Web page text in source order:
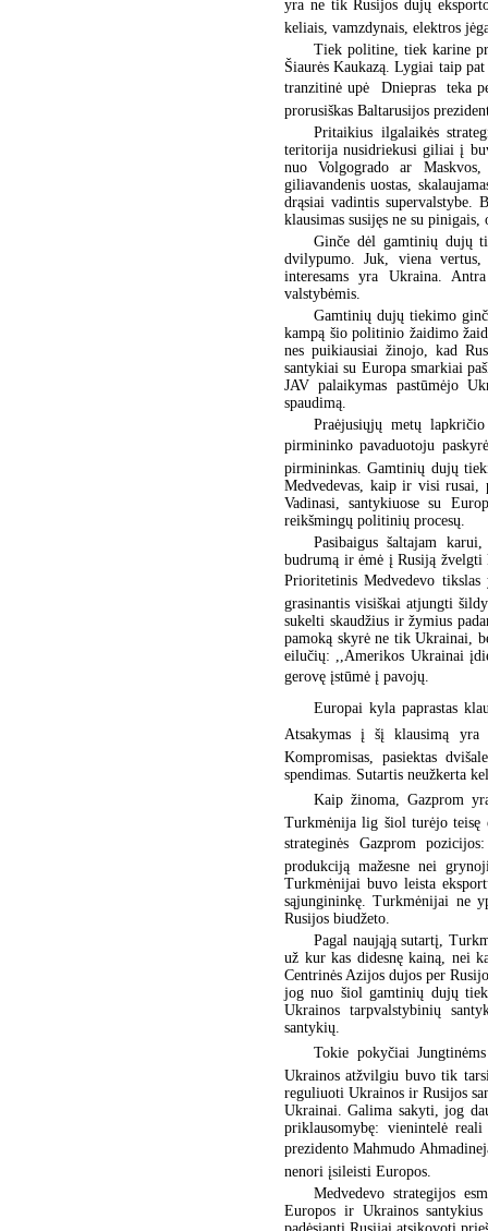
yra ne tik Rusijos dujų
keliais, vamzdynais, elektros
Tiek politine, tiek karine
Šiaurės Kaukazą. Lygiai taip
tranzitinė upė  Dniepras 
prorusiškas Baltarusijos
Pritaikius ilgalaikės
teritorija nusidriekusi giliai į
nuo Volgogrado ar
giliavandenis uostas,
drąsiai vadintis supervalstybe.
klausimas susijęs ne su
Ginče dėl gamtinių dujų
dvilypumo. Juk, viena
interesams yra Ukraina.
valstybėmis.
Gamtinių dujų tiekimo
kampą šio politinio žaidimo
nes puikiausiai žinojo, kad
santykiai su Europa smarkiai
JAV palaikymas pastūmėjo
spaudimą.
Praėjusiųjų metų
pirmininko pavaduotoju
pirmininkas. Gamtinių dujų
Medvedevas, kaip ir visi rusai,
Vadinasi, santykiuose su
reikšmingų politinių procesų.
Pasibaigus šaltajam
budrumą ir ėmė į Rusiją žvelgti
Prioritetinis Medvedevo tikslas
grasinantis visiškai atjungti
sukelti skaudžius ir žymius
pamoką skyrė ne tik Ukrainai,
eilučių: ,,Amerikos Ukrainai
gerovę įstūmė į pavojų.
Europai kyla paprastas
Atsakymas į šį klausimą yra
Kompromisas, pasiektas
spendimas. Sutartis neužkerta
Kaip žinoma,
Turkmėnija lig šiol turėjo teisę
strateginės Gazprom
produkciją mažesne nei
Turkmėnijai buvo leista
sąjungininkę. Turkmėnijai ne
Rusijos biudžeto.
Pagal naująją sutartį,
už kur kas didesnę kainą, nei
Centrinės Azijos dujos per
jog nuo šiol gamtinių dujų
Ukrainos tarpvalstybinių
santykių.
Tokie pokyčiai
Ukrainos atžvilgiu buvo tik
reguliuoti Ukrainos ir Rusijos
Ukrainai. Galima sakyti, jog
priklausomybę: vienintelė
prezidento Mahmudo
nenori įsileisti Europos.
Medvedevo strategijos
Europos ir Ukrainos